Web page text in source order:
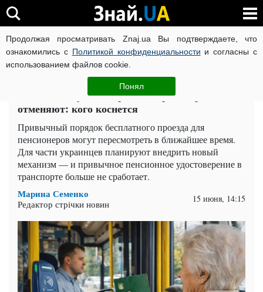
Продолжая просматривать Znaj.ua Вы подтверждаете, что
ознакомились с Политикой конфиденциальности и согласны с
использованием файлов cookie.
Понял
ВОЙНА РОССИИ ПРОТИВ УКРАИНЫ КОРОНАВИРУС В
ЧИТАТИ УКРАЇНСЬКОЮ
Пенсионное удостоверение в транспорте
отменяют: кого коснется
Привычный порядок бесплатного проезда для
пенсионеров могут пересмотреть в ближайшее время.
Для части украинцев планируют внедрить новый
механизм — и привычное пенсионное удостоверение в
транспорте больше не сработает.
Марина Семенко
Редактор стрічки новин 15 июня, 14:15